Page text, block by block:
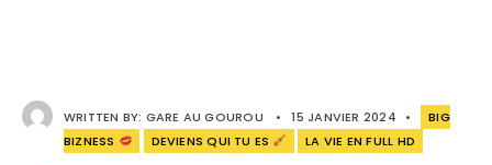
WRITTEN BY: GARE AU GOUROU • 15 JANVIER 2024 •
BIG
BIZNESS
DEVIENS QUI TU ES LA VIE EN FULL HD